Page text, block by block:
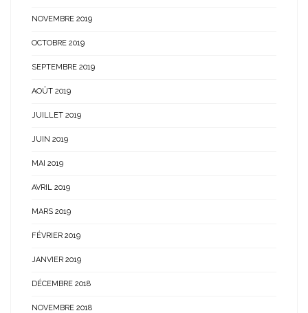
NOVEMBRE 2019
OCTOBRE 2019
SEPTEMBRE 2019
AOÛT 2019
JUILLET 2019
JUIN 2019
MAI 2019
AVRIL 2019
MARS 2019
FÉVRIER 2019
JANVIER 2019
DÉCEMBRE 2018
NOVEMBRE 2018